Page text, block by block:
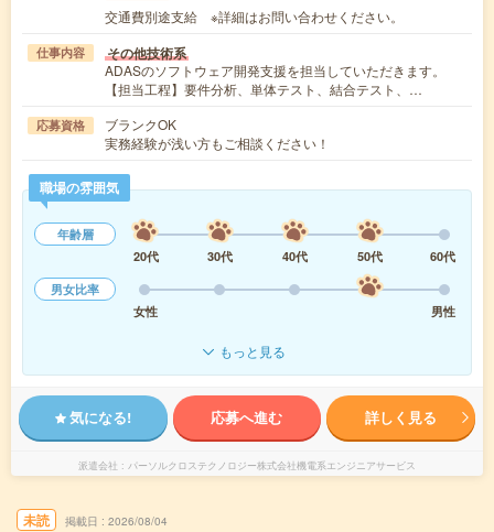
交通費別途支給 ※詳細はお問い合わせください。
仕事内容 その他技術系
ADASのソフトウェア開発支援を担当していただきます。
【担当工程】要件分析、単体テスト、結合テスト、…
応募資格
ブランクOK
実務経験が浅い方もご相談ください！
職場の雰囲気
年齢層
20代
30代 40代 50代
60代
男女比率
女性
男性
もっと見る
気になる! 応募へ進む 詳しく見る
派遣会社 パーソルクロステクノロジー株式会社機電系エンジニアサービス
未読 掲載日 2026/08/04